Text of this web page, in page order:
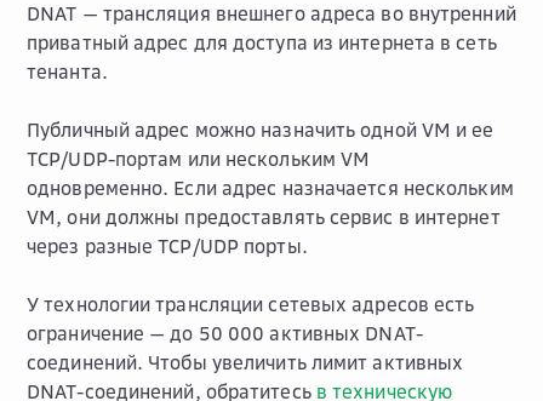
DNAT — трансляция внешнего адреса во внутренний
приватный адрес для доступа из интернета в сеть
тенанта.
Публичный адрес можно назначить одной VM и ее
TCP/UDP-портам или нескольким VM
одновременно. Если адрес назначается нескольким
VM, они должны предоставлять сервис в интернет
через разные TCP/UDP порты.
У технологии трансляции сетевых адресов есть
ограничение — до 50 000 активных DNAT-
соединений. Чтобы увеличить лимит активных
DNAT-соединений, обратитесь в техническую